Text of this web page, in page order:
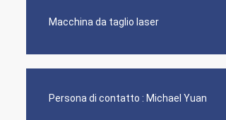
Macchina da taglio laser
Persona di contatto : Michael Yuan